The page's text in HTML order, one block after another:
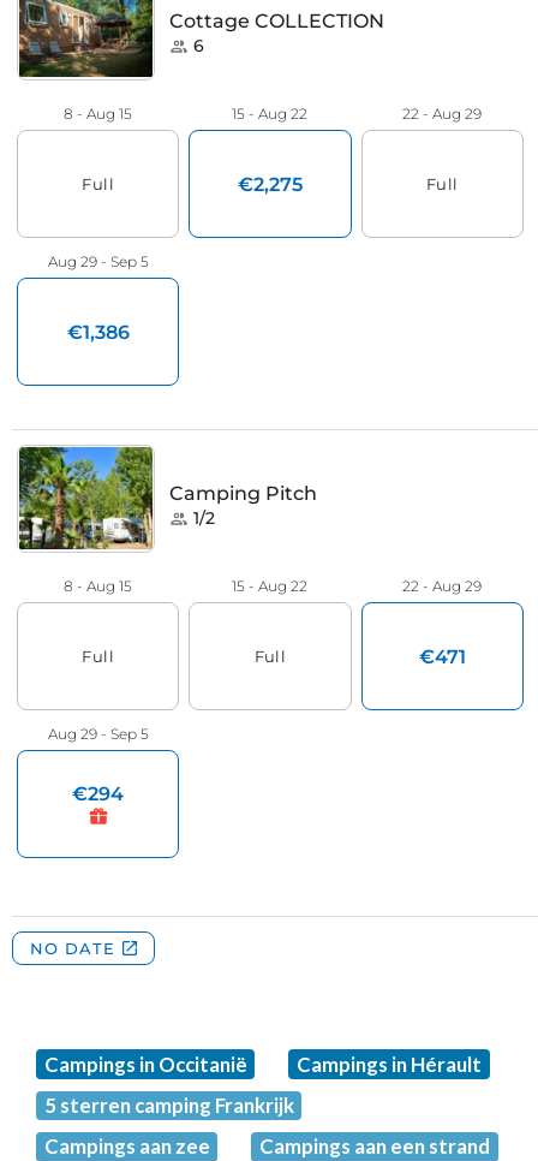
Campings in Occitanië
Campings in Hérault
5 sterren camping Frankrijk
Campings aan zee
Campings aan een strand